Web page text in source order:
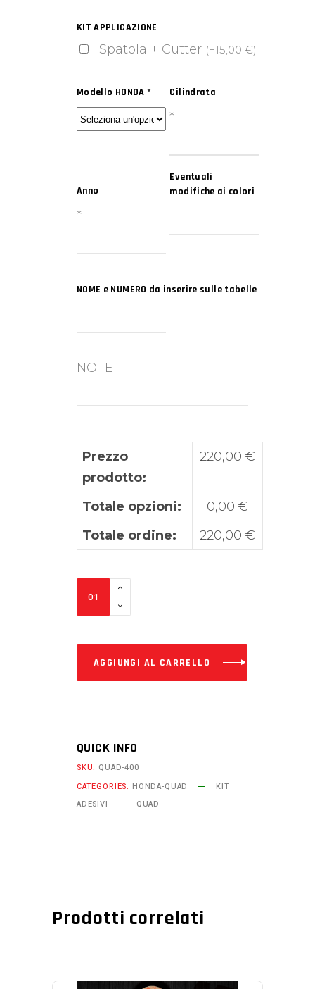
KIT APPLICAZIONE
Spatola + Cutter (+15,00 €)
Modello HONDA * Cilindrata
*
Anno
*
Eventuali
modifiche ai colori
NOME e NUMERO da inserire sulle tabelle
NOTE
Prezzo
prodotto:
220,00 €
Totale opzioni: 0,00 €
Totale ordine:
220,00 €
Grafiche
CYANDARK
personalizzate
–
ATV
racing
quantity
AGGIUNGI AL CARRELLO
QUICK INFO
SKU: QUAD-400
CATEGORIES: HONDA-QUAD
KIT
ADESIVI
QUAD
Prodotti correlati